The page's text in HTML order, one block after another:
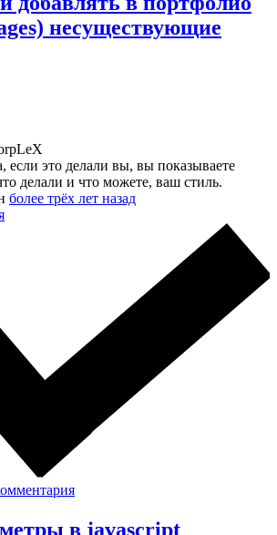
несуществующие
если это делали вы, вы показываете
делали и что можете, ваш стиль.
более трёх лет назад
в javascript